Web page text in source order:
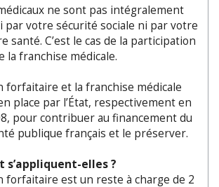
ne sont pas intégralement
par votre sécurité sociale ni par votre
santé. C’est le cas de la participation
la franchise médicale.
forfaitaire et la franchise médicale
place par l’État, respectivement en
pour contribuer au financement du
publique français et le préserver.
s’appliquent-elles ?
forfaitaire est un reste à charge de 2